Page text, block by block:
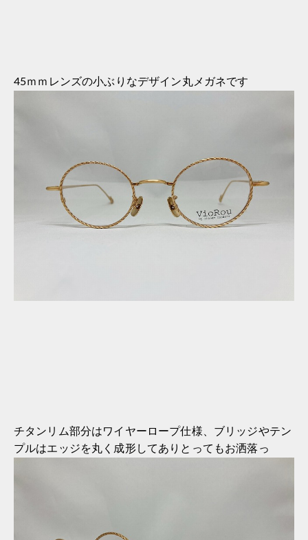
45ｍｍレンズの小ぶりなデザイン丸メガネです
チタンリム部分はワイヤーロープ仕様、ブリッジやテン
プルはエッジを丸く成形してありとってもお洒落っ